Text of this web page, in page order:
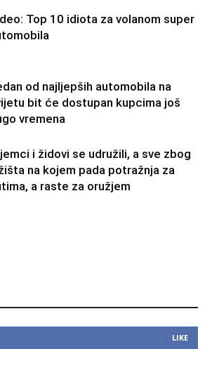
Top 10 idiota za volanom super
od najljepših automobila na
bit će dostupan kupcima još
vremena
i židovi se udružili, a sve zbog
na kojem pada potražnja za
a raste za oružjem
LIKE